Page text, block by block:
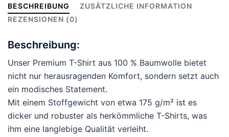
BESCHREIBUNG
ZUSÄTZLICHE INFORMATION
REZENSIONEN (0)
Beschreibung:
Unser Premium T-Shirt aus 100 % Baumwolle bietet
nicht nur herausragenden Komfort, sondern setzt auch
ein modisches Statement.
Mit einem Stoffgewicht von etwa 175 g/m² ist es
dicker und robuster als herkömmliche T-Shirts, was
ihm eine langlebige Qualität verleiht.